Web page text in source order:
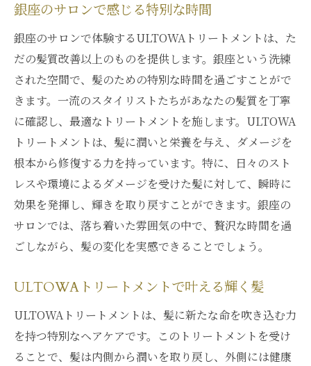
銀座のサロンで感じる特別な時間
銀座のサロンで体験するULTOWAトリートメントは、た
だの髪質改善以上のものを提供します。銀座という洗練
された空間で、髪のための特別な時間を過ごすことがで
きます。一流のスタイリストたちがあなたの髪質を丁寧
に確認し、最適なトリートメントを施します。ULTOWA
トリートメントは、髪に潤いと栄養を与え、ダメージを
根本から修復する力を持っています。特に、日々のスト
レスや環境によるダメージを受けた髪に対して、瞬時に
効果を発揮し、輝きを取り戻すことができます。銀座の
サロンでは、落ち着いた雰囲気の中で、贅沢な時間を過
ごしながら、髪の変化を実感できることでしょう。
ULTOWAトリートメントで叶える輝く髪
ULTOWAトリートメントは、髪に新たな命を吹き込む力
を持つ特別なヘアケアです。このトリートメントを受け
ることで、髪は内側から潤いを取り戻し、外側には健康